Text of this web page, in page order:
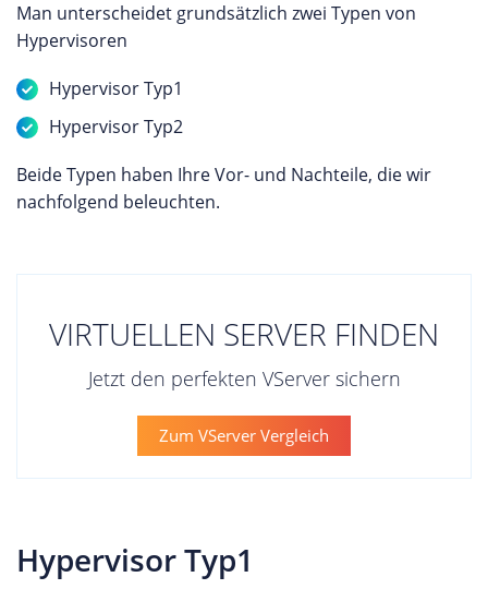
Man unterscheidet grundsätzlich zwei Typen von
Hypervisoren
Hypervisor Typ1
Hypervisor Typ2
Beide Typen haben Ihre Vor- und Nachteile, die wir
nachfolgend beleuchten.
VIRTUELLEN SERVER FINDEN
Jetzt den perfekten VServer sichern
Zum VServer Vergleich
Hypervisor Typ1